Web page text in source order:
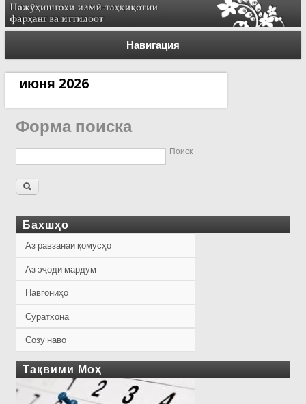
Навигация
июня 2026
Форма поиска
Поиск
Бахшҳо
Аз равзанаи қомусҳо
Аз эҷоди мардум
Навгониҳо
Суратхона
Созу наво
Тақвими Моҳ